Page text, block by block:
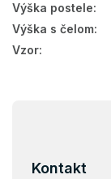
Výška postele:
Výška s čelom:
Vzor:
Kontakt